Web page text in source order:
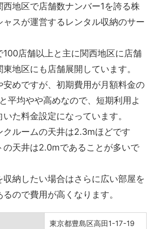
西地区で店舗数ナンバー1を誇る株
ャスが運営するレンタル収納のサー
100店舗以上と主に関西地区に店舗
地区にも店舗展開しています。
安めですが、初期費用が月額料金の
平均やや高めなので、短期利用よ
た料金設定になっています。
クルームの天井は2.3mほどです
の天井は2.0mであることが多いで
収納したい場合はさらに広い部屋を
ので費用が高くなります。
東京都豊島区高田1-17-19